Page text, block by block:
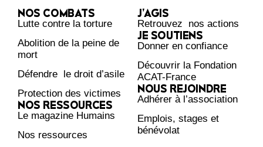
NOS COMBATS
Lutte contre la torture
Abolition de la peine de
mort
Défendre le droit d’asile
Protection des victimes
NOS RESSOURCES
Le magazine Humains
Nos ressources
J’AGIS
Retrouvez nos actions
JE SOUTIENS
Donner en confiance
Découvrir la Fondation
ACAT-France
NOUS REJOINDRE
Adhérer à l’association
Emplois, stages et
bénévolat